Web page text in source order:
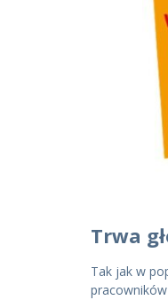
Trwa
Tak jak w